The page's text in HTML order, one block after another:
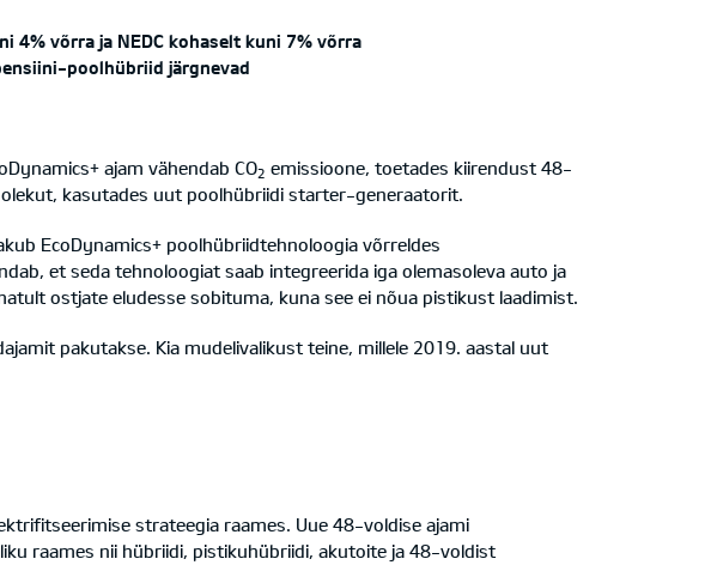
4% võrra ja NEDC kohaselt kuni 7% võrra
poolhübriid järgnevad
ajam vähendab CO2 emissioone, toetades kiirendust 48-
kasutades uut poolhübriidi starter-generaatorit.
EcoDynamics+ poolhübriidtehnoloogia võrreldes
et seda tehnoloogiat saab integreerida iga olemasoleva auto ja
ostjate eludesse sobituma, kuna see ei nõua pistikust laadimist.
pakutakse. Kia mudelivalikust teine, millele 2019. aastal uut
strateegia raames. Uue 48-voldise ajami
raames nii hübriidi, pistikuhübriidi, akutoite ja 48-voldist